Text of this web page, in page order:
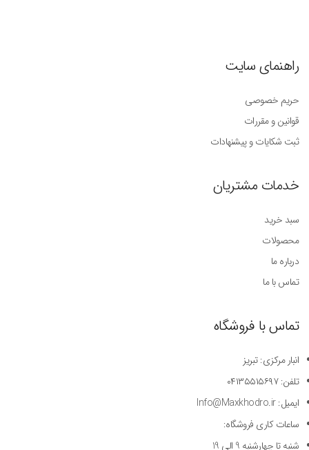
راهنمای سایت
حریم خصوصی
قوانین و مقررات
ثبت شکایات و پیشنهادات
خدمات مشتریان
سبد خرید
محصولات
درباره ما
تماس با ما
تماس با فروشگاه
انبار مرکزی: تبریز
تلفن: ۰۴۱۳۵۵۱۵۶۹۷
ایمیل: Info@Maxkhodro.ir
ساعات کاری فروشگاه:
شنبه تا چهارشنبه 9 الی 19